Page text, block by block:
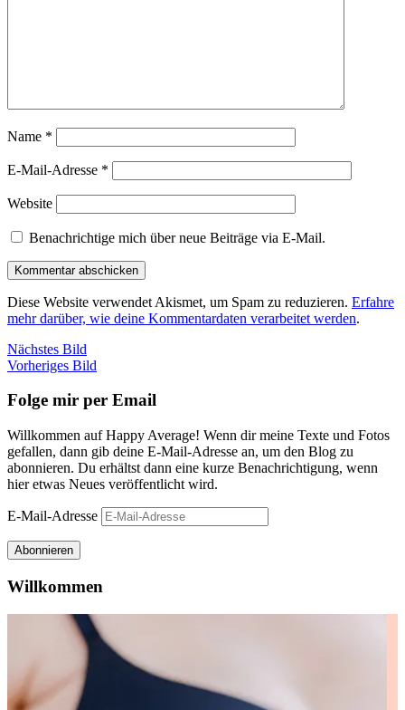
Name *
E-Mail-Adresse *
Website
Benachrichtige mich über neue Beiträge via E-Mail.
Diese Website verwendet Akismet, um Spam zu reduzieren. Erfahre
mehr darüber, wie deine Kommentardaten verarbeitet werden.
Nächstes Bild
Vorheriges Bild
Folge mir per Email
Willkommen auf Happy Average! Wenn dir meine Texte und Fotos
gefallen, dann gib deine E-Mail-Adresse an, um den Blog zu
abonnieren. Du erhältst dann eine kurze Benachrichtigung, wenn
hier etwas Neues veröffentlicht wird.
E-Mail-Adresse
Abonnieren
Willkommen